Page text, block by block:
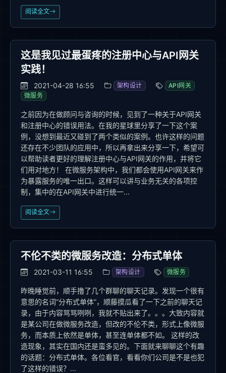
阅读全文
这是我见过最蛋疼的注册中心与API网关
实践！
2021-04-28 16:55 架构设计
API网关
微服务
之前因为在做顾问与咨询的时候，见到了一种关于API网关
和注册中心的错误用法。在我的星球里分享了一下这个案
例，没想到最近又碰到了两个类似的案例。也许这样的问题
还存在不少团队的应用中，所以再拿出来分享一下，希望可
以帮助读者更好的理解注册中心与API网关的作用，并将它
们用对地方！ 在微服务架构中，我们都会使用API网关来作
为暴露服务的唯一出口。这样可以讲与业务无关的各项控
制，集中的在API网关中进行统一...
阅读全文
不伦不类的微服务改造：分布式单体
2021-03-11 16:55 架构设计 微服务
昨晚睡觉前，顺手撸了几个群聊的聊天记录。发现一个很有
意思的名词“分布式单体”，顺藤摸瓜看了一下之前的聊天记
录，由于内容骂骂咧咧，我就不贴出来了。。。大致内容就
是某公司在做微服务改造，但改的不伦不类，形式上像微服
务，而本质上依然是单体，甚至连单体都不如。 这样的改
造现象，其实在国内还是蛮多见的。下面就来聊聊这个有趣
的话题：分布式单体。各位看官，看看你们公司是不是也犯
了这样的错误？...